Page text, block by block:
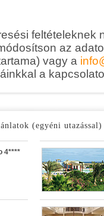
feltételeknek
az
vagy a
a
(egyéni utazással)
4****